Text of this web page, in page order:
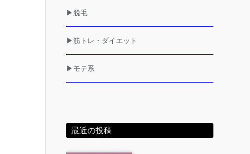
▶脱毛
▶筋トレ・ダイエット
▶モテ系
最近の投稿